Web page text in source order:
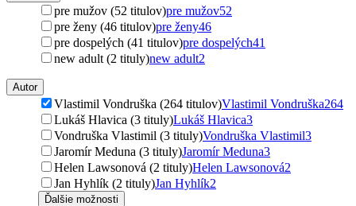
pre mužov (52 titulov)pre mužov52
pre ženy (46 titulov)pre ženy46
pre dospelých (41 titulov)pre dospelých41
new adult (2 tituly)new adult2
Autor
Vlastimil Vondruška (264 titulov)Vlastimil Vondruška264
Lukáš Hlavica (3 tituly)Lukáš Hlavica3
Vondruška Vlastimil (3 tituly)Vondruška Vlastimil3
Jaromír Meduna (3 tituly)Jaromír Meduna3
Helen Lawsonová (2 tituly)Helen Lawsonová2
Jan Hyhlík (2 tituly)Jan Hyhlík2
Ďalšie možnosti